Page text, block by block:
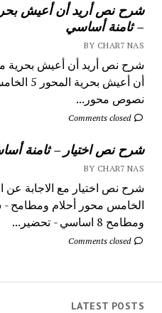
شرح نص أريد أن أعيش
– ثامنة أساسي
BY CHAR7 NAS
شرح نص أريد أن أعيش بحرية
أن أعيش
نصوص محور...
Comments closed
شرح نص اختيار – ثامنة
BY CHAR7 NAS
الخامس محور أحلام ومطامح
ومطامح 8 اساسي - تحضير...
Comments closed
LATEST POSTS